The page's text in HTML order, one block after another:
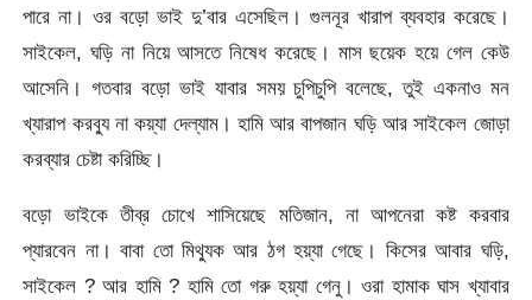
পারে না। ওর বড়ো ভাই দু’বার এসেছিল। গুলনূর খারাপ ব্যবহার করেছে।
সাইকেল, ঘড়ি না নিয়ে আসতে নিষেধ করেছে। মাস ছয়েক হয়ে গেল কেউ
আসেনি। গতবার বড়ো ভাই যাবার সময় চুপিচুপি বলেছে, তুই একনাও মন
খ্যারাপ করব্যু না কয়্যা দেল্যাম। হামি আর বাপজান ঘড়ি আর সাইকেল জোড়া
করব্যার চেষ্টা করিচ্ছি।
বড়ো ভাইকে তীব্র চোখে শাসিয়েছে মতিজান, না আপনেরা কষ্ট করবার
প্যারবেন না। বাবা তো মিথ্যুক আর ঠগ হয়্যা গেছে। কিসের আবার ঘড়ি,
সাইকেল ? আর হামি ? হামি তো গরু হয়্যা গেনু। ওরা হামাক ঘাস খ্যাবার